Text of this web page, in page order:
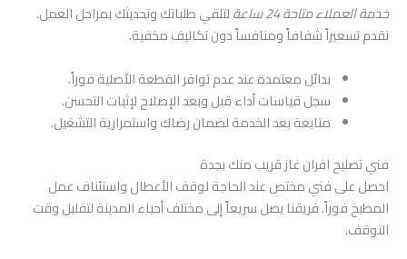
خدمة العملاء متاحة 24 ساعة
لتلقي طلباتك وتحديثك بمراحل العمل.
نقدم تسعيراً شفافاً ومنافساً دون تكاليف مخفية.
بدائل معتمدة عند عدم توافر القطعة الأصلية فوراً.
سجل قياسات أداء قبل وبعد الإصلاح لإثبات التحسن.
متابعة بعد الخدمة لضمان رضاك واستمرارية التشغيل.
فني تصليح افران غاز قريب منك بجدة
احصل على فني مختص عند الحاجة لوقف الأعطال واستئناف عمل
المطبخ فوراً. فريقنا يصل سريعاً إلى مختلف أحياء المدينة لتقليل وقت
التوقف.